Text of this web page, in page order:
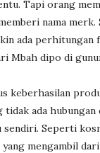
Tapi orang
nama merk.
ada perhitungan
Mbah dipo di
keberhasilan
tidak ada hubungan
sendiri. Seperti
mengambil dari